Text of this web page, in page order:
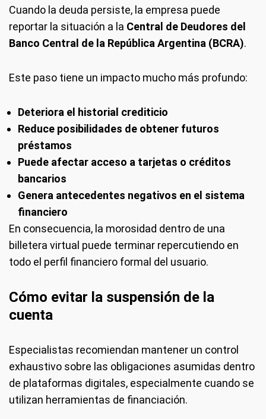
Cuando la deuda persiste, la empresa puede
reportar la situación a la Central de Deudores del
Banco Central de la República Argentina (BCRA).
Este paso tiene un impacto mucho más profundo:
Deteriora el historial crediticio
Reduce posibilidades de obtener futuros
préstamos
Puede afectar acceso a tarjetas o créditos
bancarios
Genera antecedentes negativos en el sistema
financiero
En consecuencia, la morosidad dentro de una
billetera virtual puede terminar repercutiendo en
todo el perfil financiero formal del usuario.
Cómo evitar la suspensión de la
cuenta
Especialistas recomiendan mantener un control
exhaustivo sobre las obligaciones asumidas dentro
de plataformas digitales, especialmente cuando se
utilizan herramientas de financiación.